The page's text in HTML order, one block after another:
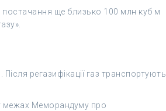
постачання ще близько 100 млн куб м
регазифікації газ транспортують
межах Меморандуму про